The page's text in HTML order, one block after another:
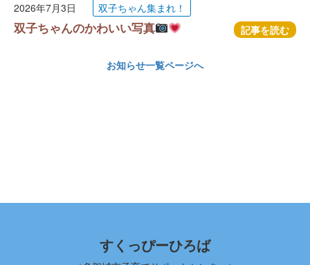
2026年7月3日 双子ちゃん集まれ！
双子ちゃんのかわいい写真 記事を読む
お知らせ一覧ページへ
すくっぴーひろば